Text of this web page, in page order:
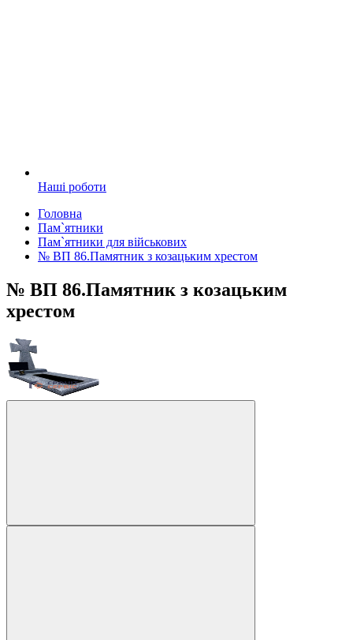
Наші роботи
Головна
Пам`ятники
Пам`ятники для військових
№ ВП 86.Памятник з козацьким хрестом
№ ВП 86.Памятник з козацьким
хрестом